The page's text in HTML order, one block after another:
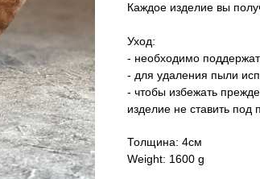
Каждое изделие вы
Уход:
- необходимо
- для удаления пыли
- чтобы избежать
изделие не ставить
Толщина: 4см
Weight: 1600 g